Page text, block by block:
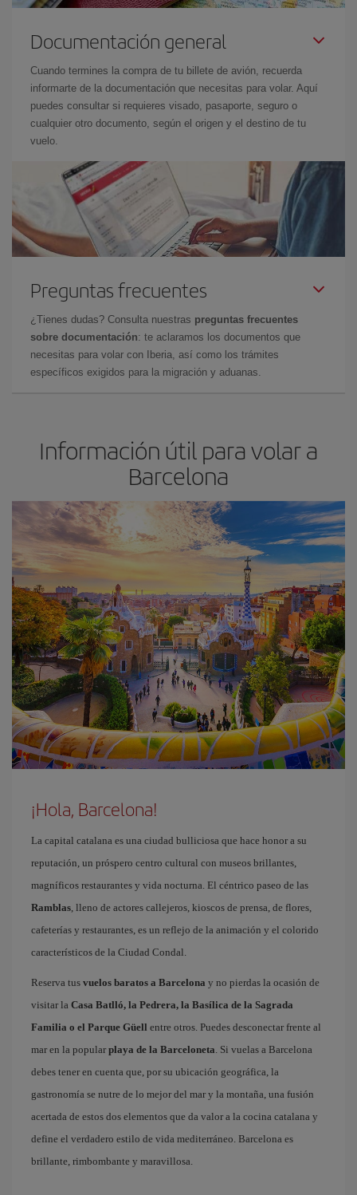
Documentación general
Cuando termines la compra de tu billete de avión, recuerda
informarte de la documentación que necesitas para volar. Aquí
puedes consultar si requieres visado, pasaporte, seguro o
cualquier otro documento, según el origen y el destino de tu
vuelo.
Preguntas frecuentes
¿Tienes dudas? Consulta nuestras preguntas frecuentes
sobre documentación: te aclaramos los documentos que
necesitas para volar con Iberia, así como los trámites
específicos exigidos para la migración y aduanas.
Información útil para volar a
Barcelona
¡Hola, Barcelona!
La capital catalana es una ciudad bulliciosa que hace honor a su
reputación, un próspero centro cultural con museos brillantes,
magníficos restaurantes y vida nocturna. El céntrico paseo de las
Ramblas, lleno de actores callejeros, kioscos de prensa, de flores,
cafeterías y restaurantes, es un reflejo de la animación y el colorido
característicos de la Ciudad Condal.
Reserva tus vuelos baratos a Barcelona y no pierdas la ocasión de
visitar la Casa Batlló, la Pedrera, la Basílica de la Sagrada
Familia o el Parque Güell entre otros. Puedes desconectar frente al
mar en la popular playa de la Barceloneta. Si vuelas a Barcelona
debes tener en cuenta que, por su ubicación geográfica, la
gastronomía se nutre de lo mejor del mar y la montaña, una fusión
acertada de estos dos elementos que da valor a la cocina catalana y
define el verdadero estilo de vida mediterráneo. Barcelona es
brillante, rimbombante y maravillosa.